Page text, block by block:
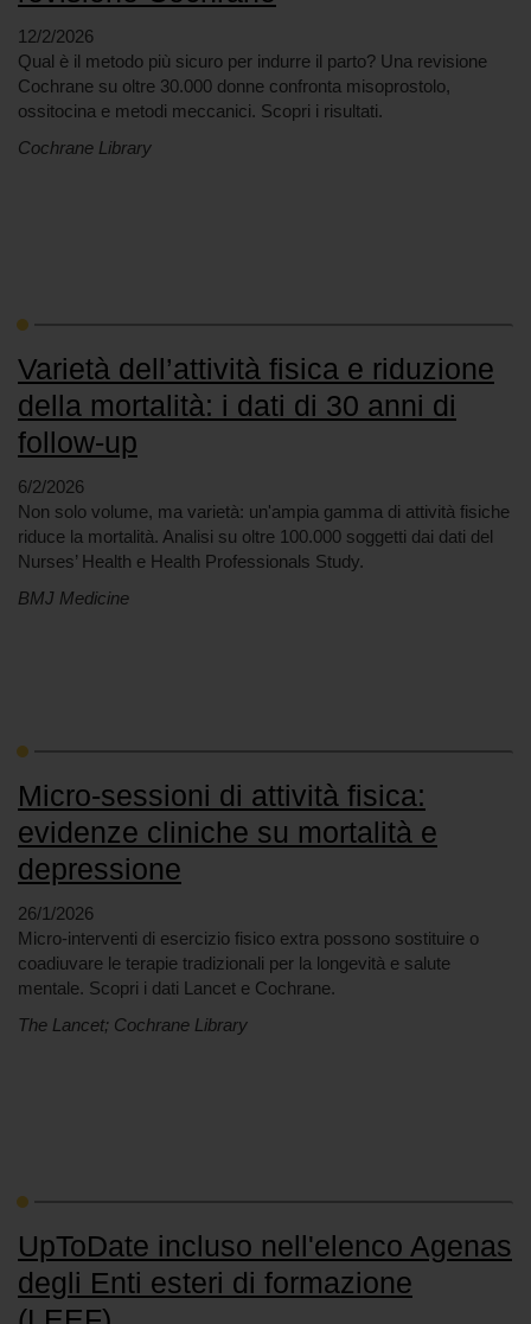
12/2/2026
Qual è il metodo più sicuro per indurre il parto? Una revisione
Cochrane su oltre 30.000 donne confronta misoprostolo,
ossitocina e metodi meccanici. Scopri i risultati.
Cochrane Library
Varietà dell’attività fisica e riduzione
della mortalità: i dati di 30 anni di
follow-up
6/2/2026
Non solo volume, ma varietà: un'ampia gamma di attività fisiche
riduce la mortalità. Analisi su oltre 100.000 soggetti dai dati del
Nurses’ Health e Health Professionals Study.
BMJ Medicine
Micro-sessioni di attività fisica:
evidenze cliniche su mortalità e
depressione
26/1/2026
Micro-interventi di esercizio fisico extra possono sostituire o
coadiuvare le terapie tradizionali per la longevità e salute
mentale. Scopri i dati Lancet e Cochrane.
The Lancet; Cochrane Library
UpToDate incluso nell'elenco Agenas
degli Enti esteri di formazione